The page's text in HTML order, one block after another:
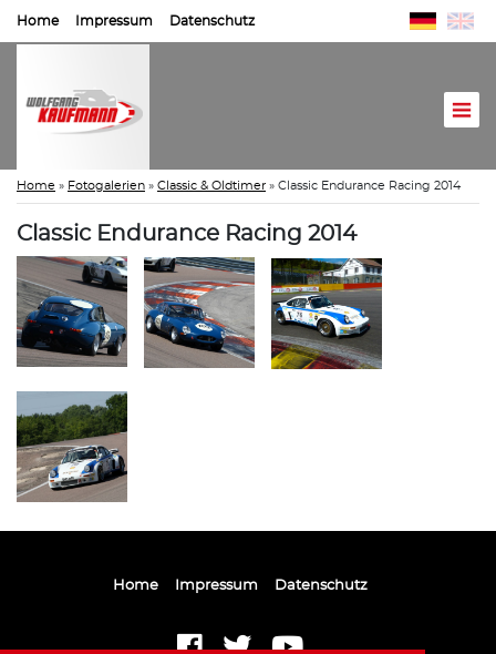
Home Impressum Datenschutz
Home » Fotogalerien » Classic & Oldtimer » Classic Endurance Racing 2014
Classic Endurance Racing 2014
Home Impressum Datenschutz